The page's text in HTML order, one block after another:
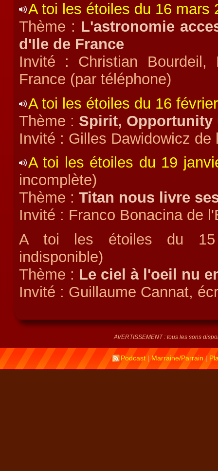
A toi les étoiles du 16 mars
Thème : L'astronomie
d'Ile de France
Invité : Christian Bourdeil,
France (par téléphone)
A toi les étoiles du 16
Thème : Spirit, Opportunity
Invité : Gilles Dawidowicz
A toi les étoiles du 19
incomplète)
Thème : Titan nous livre
Invité : Franco Bonacina de
A toi les étoiles du 15
indisponible)
Thème : Le ciel à l'oeil nu
Invité : Guillaume Cannat,
AVERTISSEMENT : tous les sons
Podcast |Marraine/Parrain|